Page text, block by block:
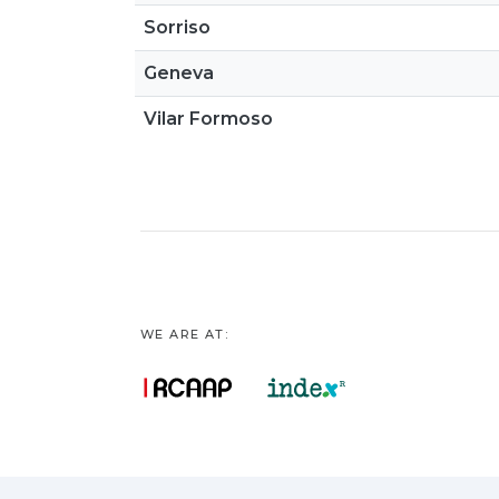
Sorriso
Geneva
Vilar Formoso
WE ARE AT: